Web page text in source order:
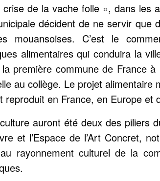
crise de la vache folle », dans les
décident de ne servir que
mouansoises. C’est le
alimentaires qui conduira la
première commune de France
au collège. Le projet alimentaire
reproduit en France, en Europe et
auront été deux des piliers
et l’Espace de l’Art Concret,
rayonnement culturel de la